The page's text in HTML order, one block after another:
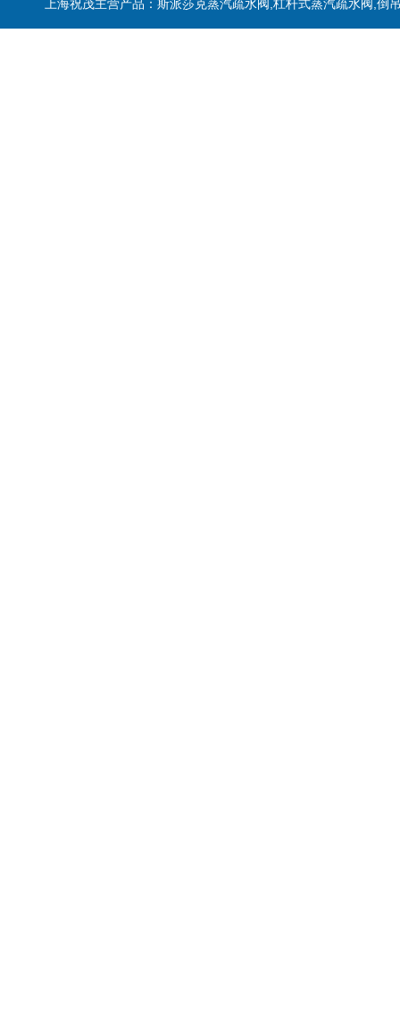
上海祝茂主营产品：斯派莎克蒸汽疏水阀,杠杆式蒸汽疏水阀,倒